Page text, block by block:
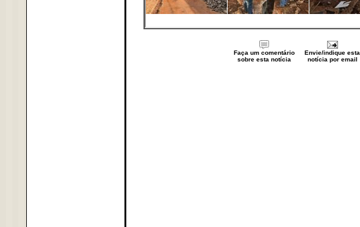
Faça um comentário
sobre esta notícia
Envie/indique esta
notícia por email